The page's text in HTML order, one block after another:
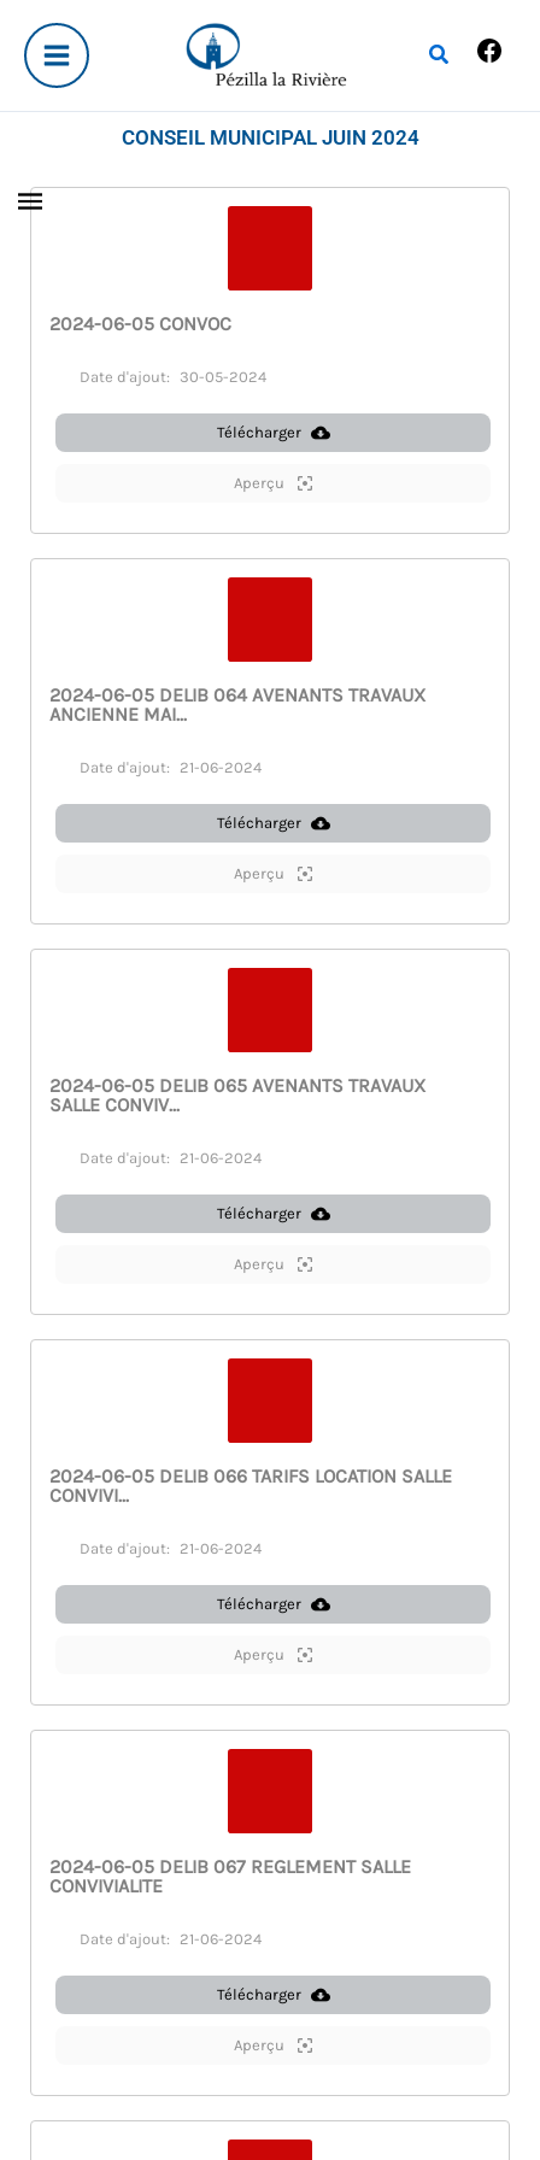
contenu
Rechercher
CONSEIL MUNICIPAL JUIN 2024
2024-06-05 CONVOC
Date d'ajout: 30-05-2024
Télécharger
Aperçu
2024-06-05 DELIB 064 AVENANTS TRAVAUX
ANCIENNE MAI...
Date d'ajout: 21-06-2024
Télécharger
Aperçu
2024-06-05 DELIB 065 AVENANTS TRAVAUX
SALLE CONVIV...
Date d'ajout: 21-06-2024
Télécharger
Aperçu
2024-06-05 DELIB 066 TARIFS LOCATION SALLE
CONVIVI...
Date d'ajout: 21-06-2024
Télécharger
Aperçu
2024-06-05 DELIB 067 REGLEMENT SALLE
CONVIVIALITE
Date d'ajout: 21-06-2024
Télécharger
Aperçu